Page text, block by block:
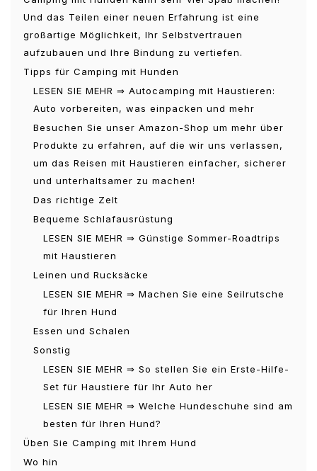
Und das Teilen einer neuen Erfahrung ist eine
großartige Möglichkeit, Ihr Selbstvertrauen
aufzubauen und Ihre Bindung zu vertiefen.
Tipps für Camping mit Hunden
LESEN SIE MEHR ⇒ Autocamping mit Haustieren:
Auto vorbereiten, was einpacken und mehr
Besuchen Sie unser Amazon-Shop um mehr über
Produkte zu erfahren, auf die wir uns verlassen,
um das Reisen mit Haustieren einfacher, sicherer
und unterhaltsamer zu machen!
Das richtige Zelt
Bequeme Schlafausrüstung
LESEN SIE MEHR ⇒ Günstige Sommer-Roadtrips
mit Haustieren
Leinen und Rucksäcke
LESEN SIE MEHR ⇒ Machen Sie eine Seilrutsche
für Ihren Hund
Essen und Schalen
Sonstig
LESEN SIE MEHR ⇒ So stellen Sie ein Erste-Hilfe-
Set für Haustiere für Ihr Auto her
LESEN SIE MEHR ⇒ Welche Hundeschuhe sind am
besten für Ihren Hund?
Üben Sie Camping mit Ihrem Hund
Wo hin